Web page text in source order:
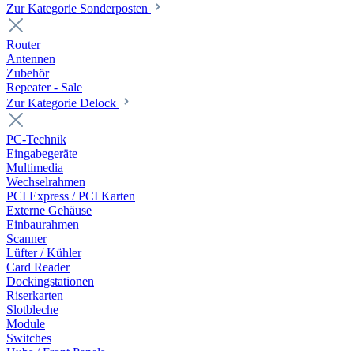
Zur Kategorie Sonderposten
Router
Antennen
Zubehör
Repeater - Sale
Zur Kategorie Delock
PC-Technik
Eingabegeräte
Multimedia
Wechselrahmen
PCI Express / PCI Karten
Externe Gehäuse
Einbaurahmen
Scanner
Lüfter / Kühler
Card Reader
Dockingstationen
Riserkarten
Slotbleche
Module
Switches